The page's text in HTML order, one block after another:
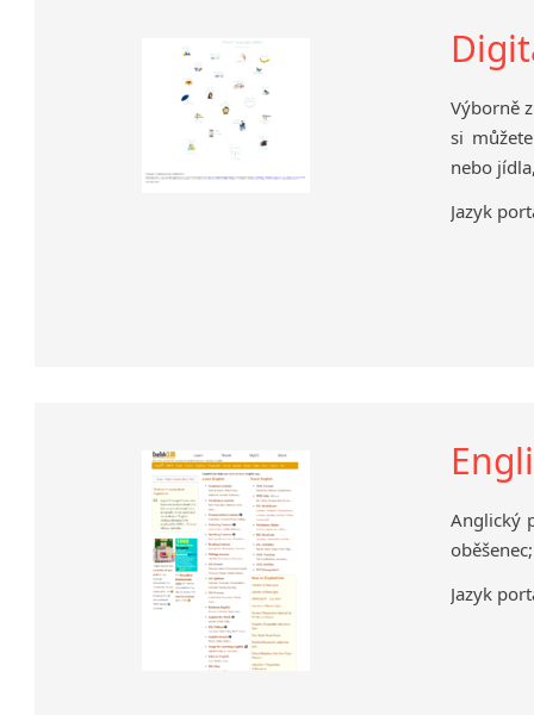
Výborně
si
nebo
Jazyk
Anglický
Jazyk